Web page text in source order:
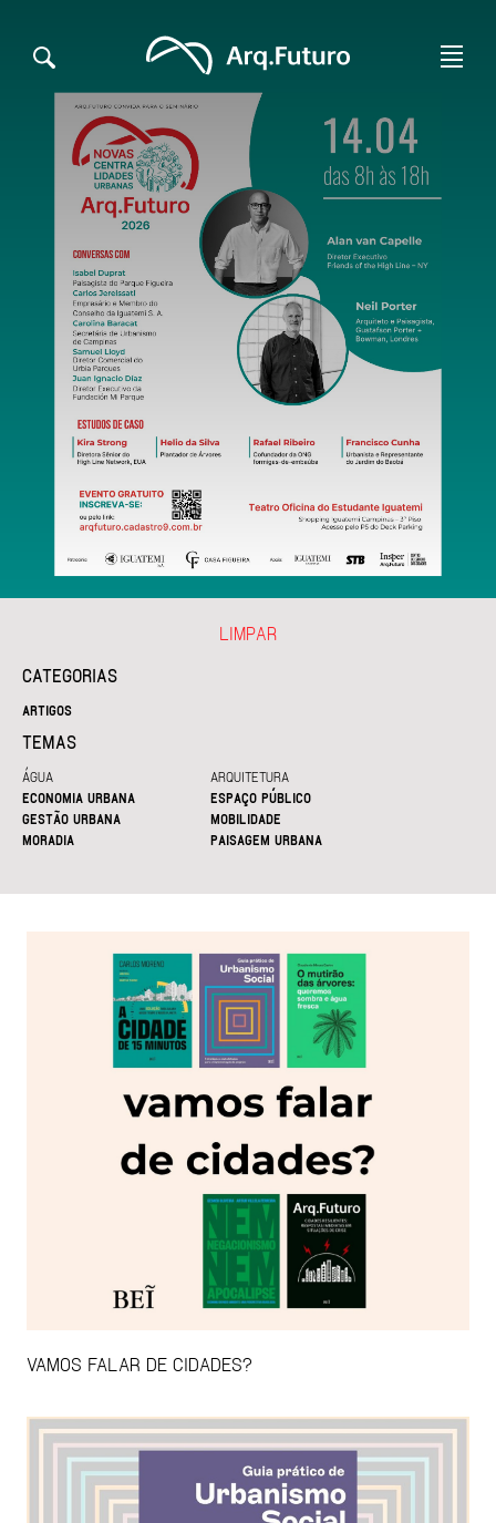
CATEGORIAS
ARTIGOS
TEMAS
ÁGUA
ARQUITETURA
ECONOMIA URBANA
ESPAÇO PÚBLICO
GESTÃO URBANA
MOBILIDADE
MORADIA
PAISAGEM URBANA
LIMPAR
VAMOS FALAR DE CIDADES?